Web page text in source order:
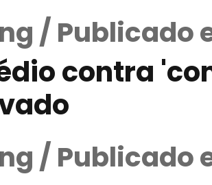
/ Publicado
contra
/ Publicado